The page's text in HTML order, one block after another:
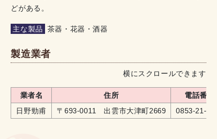
どがある。
主な製品 茶器・花器・酒器
製造業者
横にスクロールできます
業者名 住所
電話番号
日野勁甫
〒693-0011 出雲市大津町2669 0853-21-